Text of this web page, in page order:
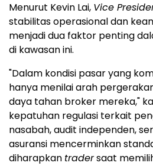
Menurut Kevin Lai, Vice
stabilitas operasional dan
menjadi dua faktor penting
di kawasan ini.
"Dalam kondisi pasar yang
hanya menilai arah
daya tahan broker mereka,"
kepatuhan regulasi terkait
nasabah, audit independen,
asuransi mencerminkan
diharapkan tradersaat